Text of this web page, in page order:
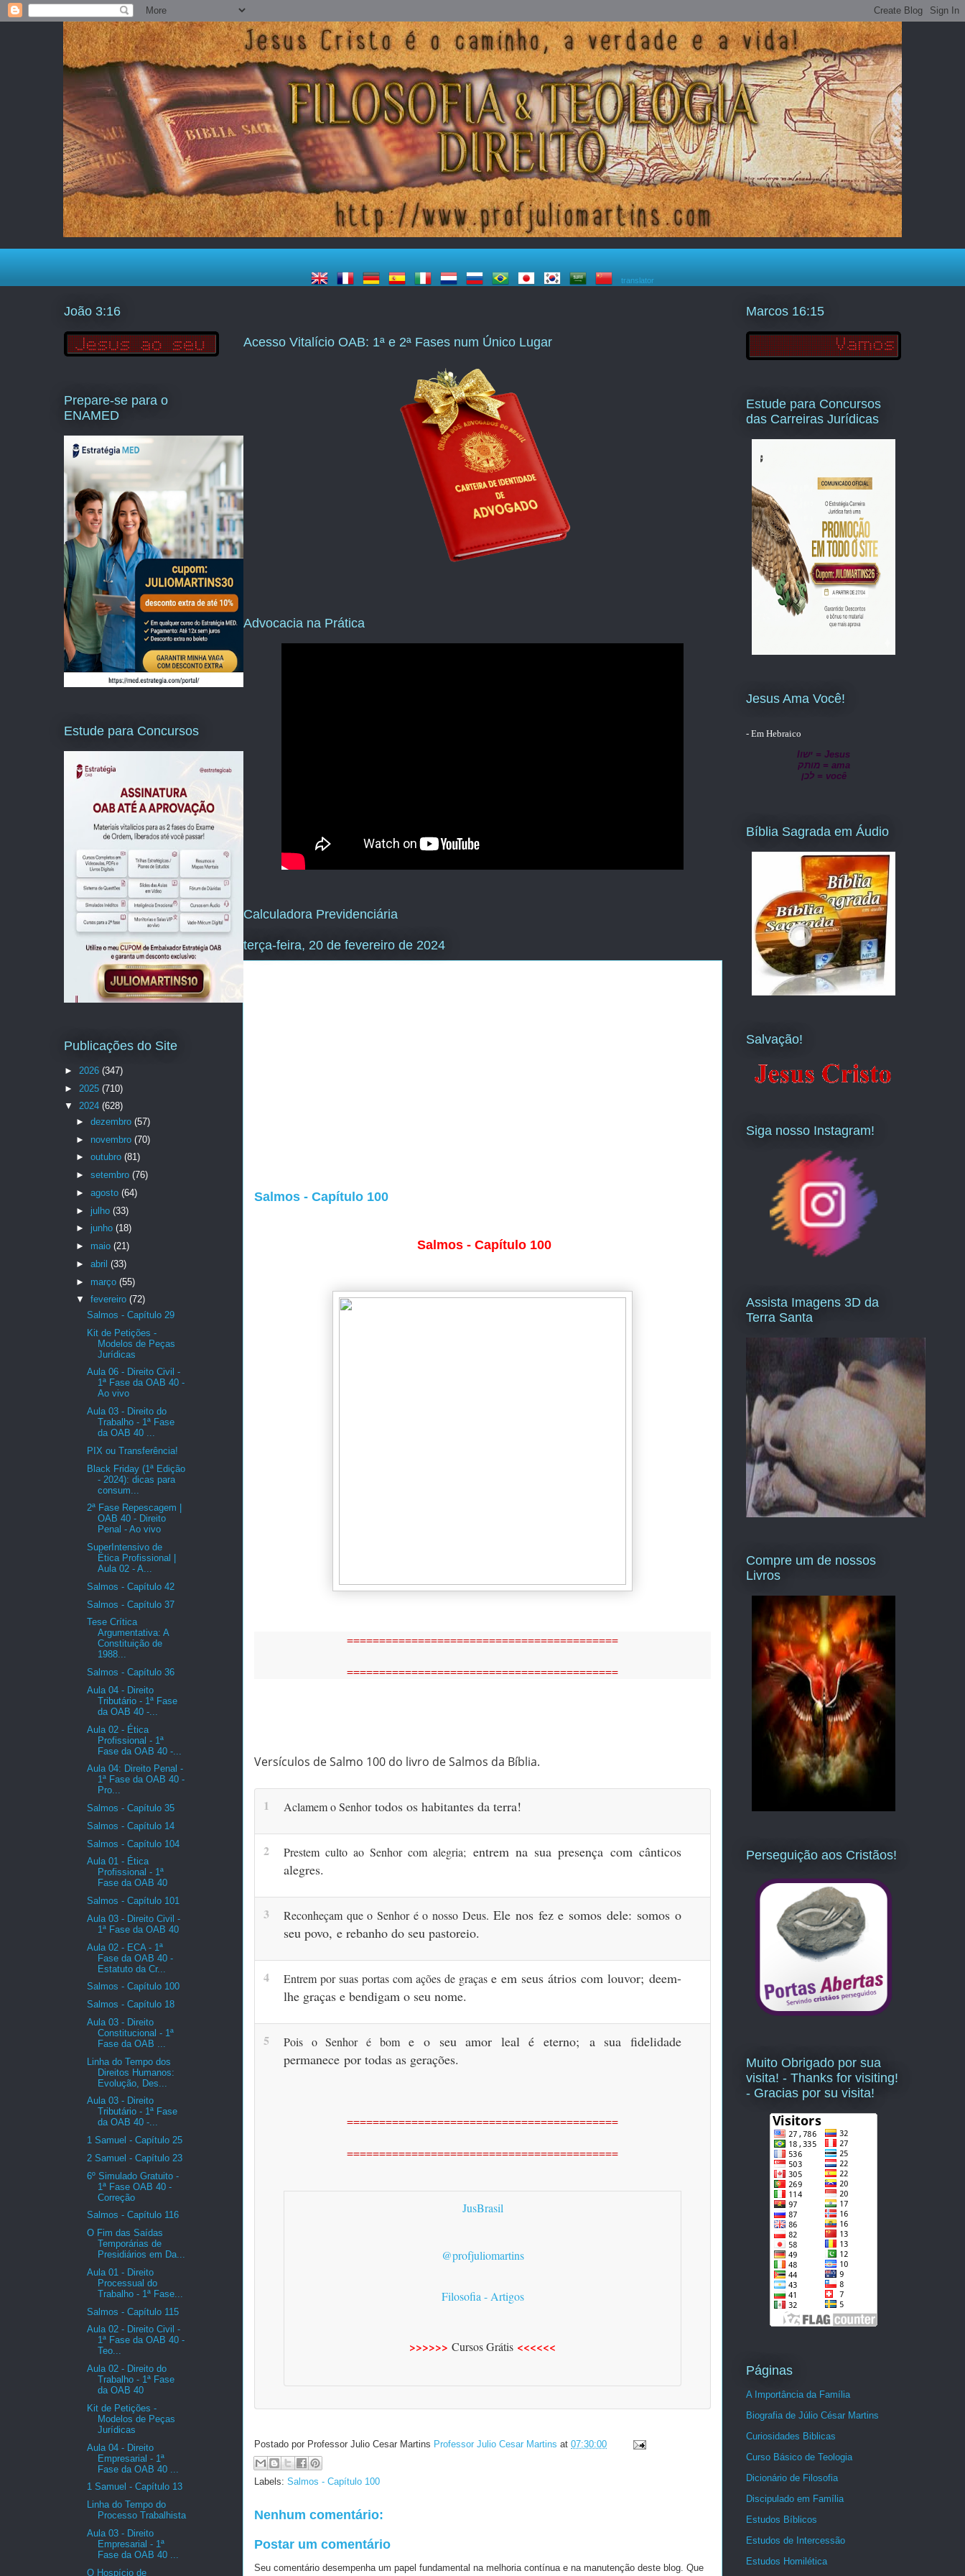
translator
Acesso Vitalício OAB: 1ª e 2ª Fases num Único Lugar
Advocacia na Prática
Calculadora Previdenciária
terça-feira, 20 de fevereiro de 2024
Salmos - Capítulo 100
Salmos - Capítulo 100
==========================================
==========================================
Versículos de Salmo 100 do livro de Salmos da Bíblia.
1 Aclamem o Senhortodos os habitantes da terra!
2 Prestem culto ao Senhor com alegria; entrem na sua presença com cânticos
alegres.
3 Reconheçam que o Senhor é o nosso Deus.Ele nos fez e somos dele: somos o
seu povo, e rebanho do seu pastoreio.
4 Entrem por suas portas com ações de graçase em seus átrios com louvor;deem-
lhe graças e bendigam o seu nome.
5 Pois o Senhor é bome o seu amor leal é eterno; a sua fidelidade
permanece por todas as gerações.
==========================================
==========================================
JusBrasil
@profjuliomartins
Filosofia - Artigos
>>>>>> Cursos Grátis <<<<<<
Postado por Professor Julio Cesar Martins Professor Julio Cesar Martins at 07:30:00
Labels: Salmos - Capítulo 100
Nenhum comentário:
Postar um comentário
Seu comentário desempenha um papel fundamental na melhoria contínua e na manutenção deste blog. Que
João 3:16
Prepare-se para o
ENAMED
Estude para Concursos
Publicações do Site
► 2026 (347)
► 2025 (710)
▼ 2024 (628)
► dezembro (57)
► novembro (70)
► outubro (81)
► setembro (76)
► agosto (64)
► julho (33)
► junho (18)
► maio (21)
► abril (33)
► março (55)
▼ fevereiro (72)
Salmos - Capítulo 29
Kit de Petições -
Modelos de Peças
Jurídicas
Aula 06 - Direito Civil -
1ª Fase da OAB 40 -
Ao vivo
Aula 03 - Direito do
Trabalho - 1ª Fase
da OAB 40 ...
PIX ou Transferência!
Black Friday (1ª Edição
- 2024): dicas para
consum...
2ª Fase Repescagem |
OAB 40 - Direito
Penal - Ao vivo
SuperIntensivo de
Ética Profissional |
Aula 02 - A...
Salmos - Capítulo 42
Salmos - Capítulo 37
Tese Crítica
Argumentativa: A
Constituição de
1988...
Salmos - Capítulo 36
Aula 04 - Direito
Tributário - 1ª Fase
da OAB 40 -...
Aula 02 - Ética
Profissional - 1ª
Fase da OAB 40 -...
Aula 04: Direito Penal -
1ª Fase da OAB 40 -
Pro...
Salmos - Capítulo 35
Salmos - Capítulo 14
Salmos - Capítulo 104
Aula 01 - Ética
Profissional - 1ª
Fase da OAB 40
Salmos - Capítulo 101
Aula 03 - Direito Civil -
1ª Fase da OAB 40
Aula 02 - ECA - 1ª
Fase da OAB 40 -
Estatuto da Cr...
Salmos - Capítulo 100
Salmos - Capítulo 18
Aula 03 - Direito
Constitucional - 1ª
Fase da OAB ...
Linha do Tempo dos
Direitos Humanos:
Evolução, Des...
Aula 03 - Direito
Tributário - 1ª Fase
da OAB 40 -...
1 Samuel - Capítulo 25
2 Samuel - Capítulo 23
6º Simulado Gratuito -
1ª Fase OAB 40 -
Correção
Salmos - Capítulo 116
O Fim das Saídas
Temporárias de
Presidiários em Da...
Aula 01 - Direito
Processual do
Trabalho - 1ª Fase...
Salmos - Capítulo 115
Aula 02 - Direito Civil -
1ª Fase da OAB 40 -
Teo...
Aula 02 - Direito do
Trabalho - 1ª Fase
da OAB 40
Kit de Petições -
Modelos de Peças
Jurídicas
Aula 04 - Direito
Empresarial - 1ª
Fase da OAB 40 ...
1 Samuel - Capítulo 13
Linha do Tempo do
Processo Trabalhista
Aula 03 - Direito
Empresarial - 1ª
Fase da OAB 40 ...
O Hospício de
Marcos 16:15
Estude para Concursos
das Carreiras Jurídicas
Jesus Ama Você!
- Em Hebraico
lישו = Jesus
מותק = ama
לכן = você
Bíblia Sagrada em Áudio
Salvação!
Siga nosso Instagram!
Assista Imagens 3D da
Terra Santa
Compre um de nossos
Livros
Perseguição aos Cristãos!
Muito Obrigado por sua
visita! - Thanks for visiting!
- Gracias por su visita!
Páginas
A Importância da Família
Biografia de Júlio César Martins
Curiosidades Biblicas
Curso Básico de Teologia
Dicionário de Filosofia
Discipulado em Família
Estudos Bíblicos
Estudos de Intercessão
Estudos Homilética